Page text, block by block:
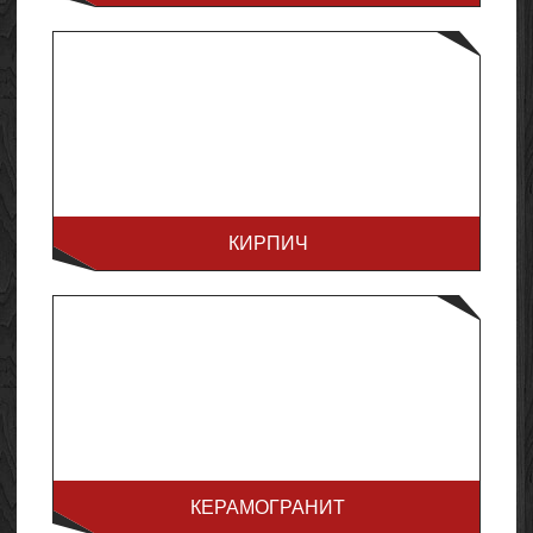
КИРПИЧ
КЕРАМОГРАНИТ